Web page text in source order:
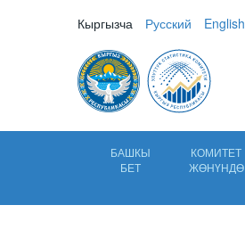
Кыргызча Русский English
БАШКЫ
БЕТ
КОМИТЕТ
ЖӨНҮНДӨ